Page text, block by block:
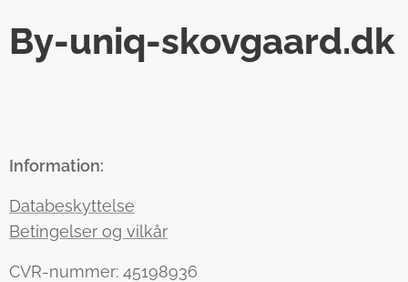
By-uniq-skovgaard.dk
Information:
Databeskyttelse
Betingelser og vilkår
CVR-nummer: 45198936